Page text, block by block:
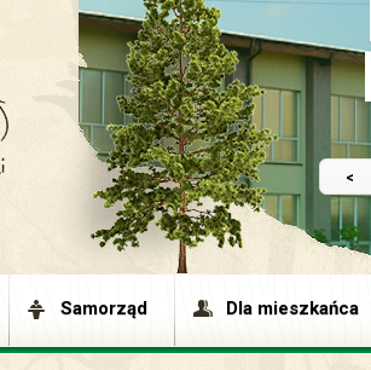
<
Samorząd Dla mieszkańca